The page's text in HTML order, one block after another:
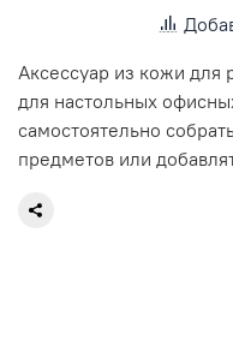
Аксессуар из кожи для
для настольных
самостоятельно
предметов или